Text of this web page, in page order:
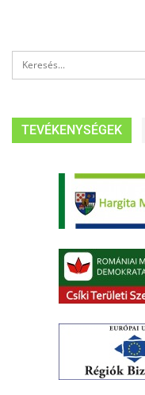
TEVÉKENYSÉGEK